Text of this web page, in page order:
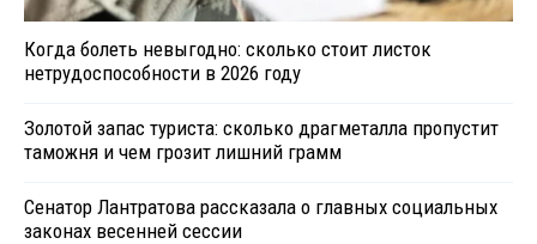
Когда болеть невыгодно: сколько стоит листок
нетрудоспособности в 2026 году
Золотой запас туриста: сколько драгметалла пропустит
таможня и чем грозит лишний грамм
Сенатор Лантратова рассказала о главных социальных
законах весенней сессии